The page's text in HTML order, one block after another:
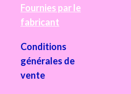
Fournies par le
fabricant
Conditions
générales de
vente